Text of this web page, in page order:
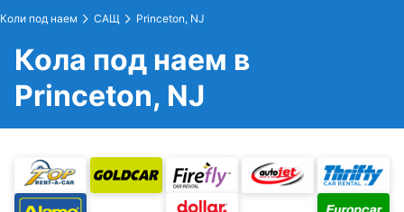
Коли под наем САЩ Princeton, NJ
Кола под наем в
Princeton, NJ